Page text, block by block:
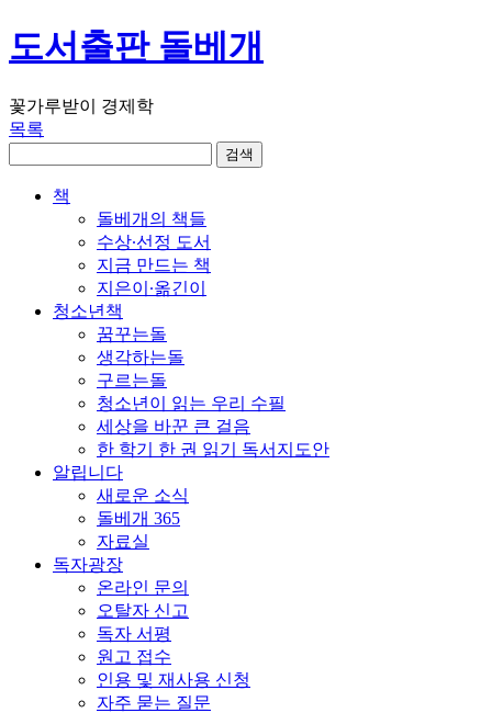
도서출판 돌베개
꽃가루받이 경제학
목록
책
돌베개의 책들
수상∙선정 도서
지금 만드는 책
지은이∙옮긴이
청소년책
꿈꾸는돌
생각하는돌
구르는돌
청소년이 읽는 우리 수필
세상을 바꾼 큰 걸음
한 학기 한 권 읽기 독서지도안
알립니다
새로운 소식
돌베개 365
자료실
독자광장
온라인 문의
오탈자 신고
독자 서평
원고 접수
인용 및 재사용 신청
자주 묻는 질문